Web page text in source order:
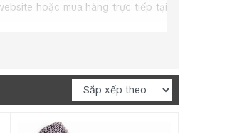
hoặc mua hàng trực tiếp tại
quy định
Vì vậy, bạn còn chần chừ gì mà